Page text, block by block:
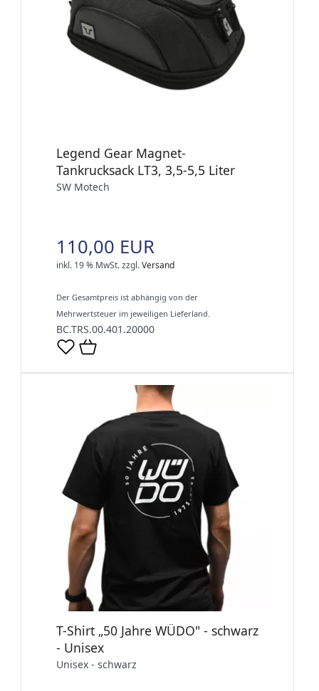
Legend Gear Magnet-
Tankrucksack LT3, 3,5-5,5 Liter
SW Motech
110,00 EUR
inkl. 19 % MwSt.zzgl.Versand
Der Gesamtpreis ist abhängig von der
Mehrwertsteuer im jeweiligen Lieferland.
BC.TRS.00.401.20000
T-Shirt „50 Jahre WÜDO" - schwarz
- Unisex
Unisex - schwarz